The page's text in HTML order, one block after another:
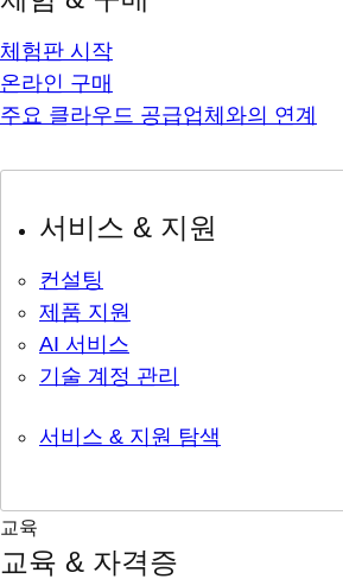
체험판 시작
온라인 구매
주요 클라우드 공급업체와의 연계
서비스 & 지원
컨설팅
제품 지원
AI 서비스
기술 계정 관리
서비스 & 지원 탐색
교육
교육 & 자격증